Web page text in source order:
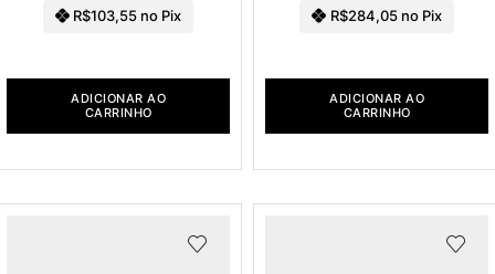
R$103,55 no Pix
ADICIONAR AO
CARRINHO
R$284,05 no Pix
ADICIONAR AO
CARRINHO